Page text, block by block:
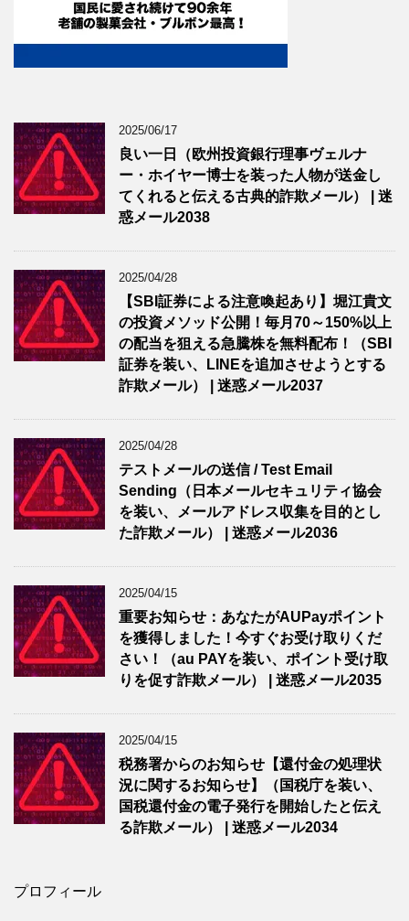
2025/06/17
良い一日（欧州投資銀行理事ヴェルナ
ー・ホイヤー博士を装った人物が送金し
てくれると伝える古典的詐欺メール） | 迷
惑メール2038
2025/04/28
【SBI証券による注意喚起あり】堀江貴文
の投資メソッド公開！毎月70～150%以上
の配当を狙える急騰株を無料配布！（SBI
証券を装い、LINEを追加させようとする
詐欺メール） | 迷惑メール2037
2025/04/28
テストメールの送信 / Test Email
Sending（日本メールセキュリティ協会
を装い、メールアドレス収集を目的とし
た詐欺メール） | 迷惑メール2036
2025/04/15
重要お知らせ：あなたがAUPayポイント
を獲得しました！今すぐお受け取りくだ
さい！（au PAYを装い、ポイント受け取
りを促す詐欺メール） | 迷惑メール2035
2025/04/15
税務署からのお知らせ【還付金の処理状
況に関するお知らせ】（国税庁を装い、
国税還付金の電子発行を開始したと伝え
る詐欺メール） | 迷惑メール2034
プロフィール